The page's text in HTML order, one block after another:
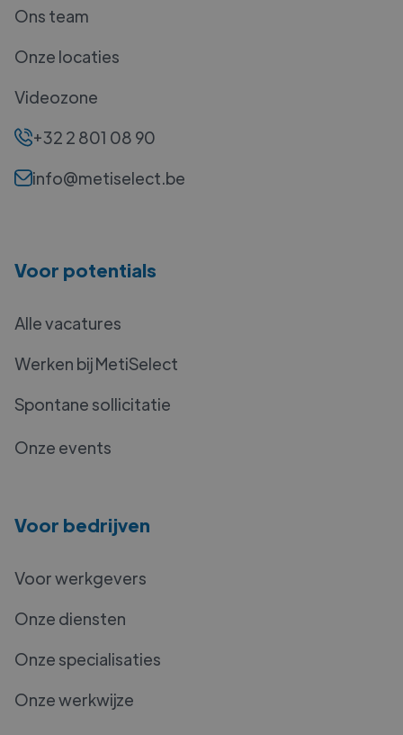
Ons team
Onze locaties
Videozone
+32 2 801 08 90
info@metiselect.be
Voor potentials
Alle vacatures
Werken bij MetiSelect
Spontane sollicitatie
Onze events
Voor bedrijven
Voor werkgevers
Onze diensten
Onze specialisaties
Onze werkwijze